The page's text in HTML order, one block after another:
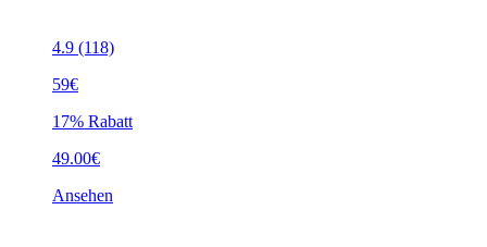
4.9 (118)
59€
17% Rabatt
49.00€
Ansehen